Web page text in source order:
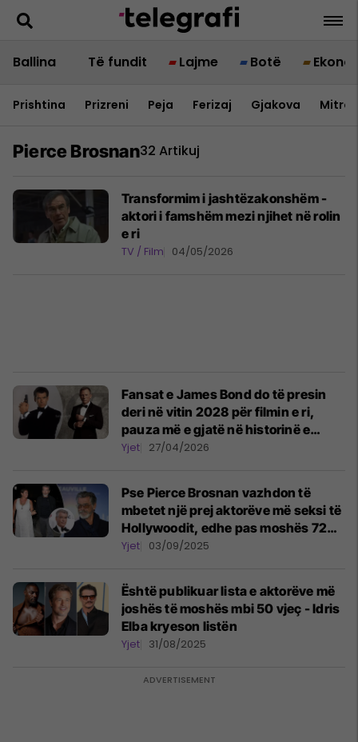
Ballina Të fundit Lajme Botë
Prishtina Prizreni Peja Ferizaj Gjakova
Pierce Brosnan32 Artikuj
Transformim i jashtëzakonshëm -
aktori i famshëm mezi njihet në rolin
e ri
TV / Film 04/05/2026
Fansat e James Bond do të presin
deri në vitin 2028 për filmin e ri,
pauza më e gjatë në historinë e
serisë
Yjet 27/04/2026
Pse Pierce Brosnan vazhdon të
mbetet një prej aktorëve më seksi të
Hollywoodit, edhe pas moshës 72
vjeçare
Yjet 03/09/2025
Është publikuar lista e aktorëve më
joshës të moshës mbi 50 vjeç - Idris
Elba kryeson listën
Yjet 31/08/2025